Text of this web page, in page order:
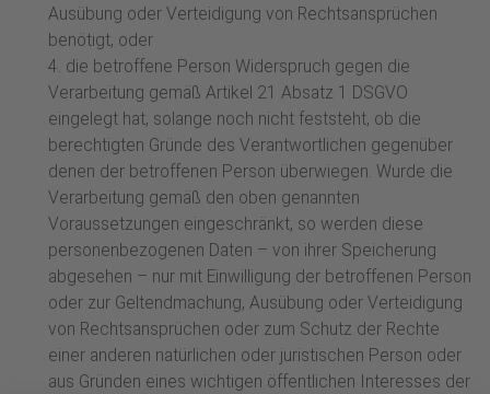
Ausübung oder Verteidigung von Rechtsansprüchen
benötigt, oder
4. die betroffene Person Widerspruch gegen die
Verarbeitung gemäß Artikel 21 Absatz 1 DSGVO
eingelegt hat, solange noch nicht feststeht, ob die
berechtigten Gründe des Verantwortlichen gegenüber
denen der betroffenen Person überwiegen. Wurde die
Verarbeitung gemäß den oben genannten
Voraussetzungen eingeschränkt, so werden diese
personenbezogenen Daten – von ihrer Speicherung
abgesehen – nur mit Einwilligung der betroffenen Person
oder zur Geltendmachung, Ausübung oder Verteidigung
von Rechtsansprüchen oder zum Schutz der Rechte
einer anderen natürlichen oder juristischen Person oder
aus Gründen eines wichtigen öffentlichen Interesses der
Rheingold GmbH
Lilienthalstraße 51
64625 Bensheim
+49 (0) 6251 861 571-0
+49 (0) 6251 861 571-9
www.rheingold-gmbh.com
Unsere Serien
Handwerker
Kollektionen